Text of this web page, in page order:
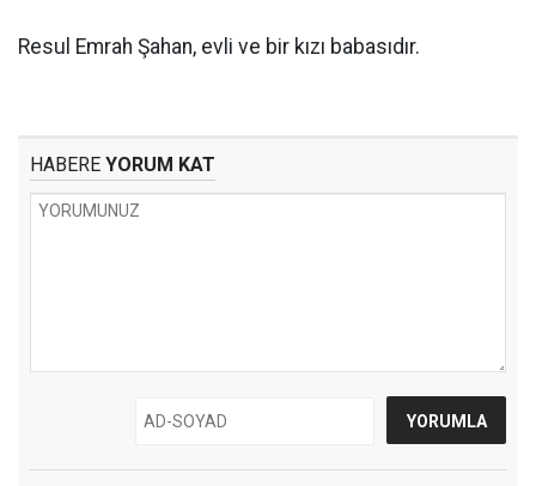
Resul Emrah Şahan, evli ve bir kızı babasıdır.
HABERE YORUM KAT